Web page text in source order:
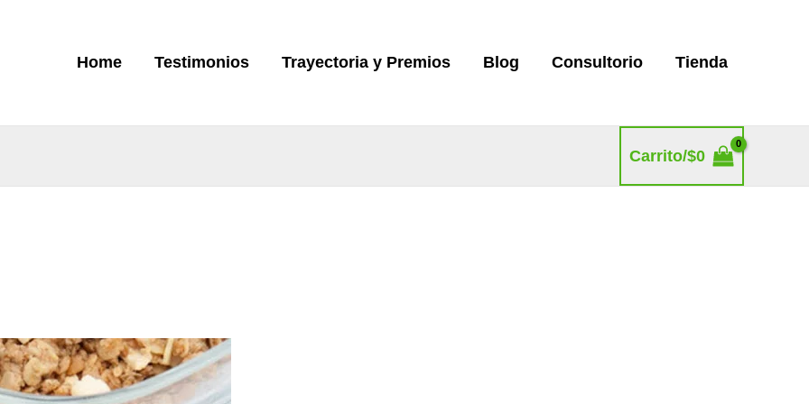
Home Testimonios Trayectoria y Premios Blog Consultorio Tienda
Carrito/$0